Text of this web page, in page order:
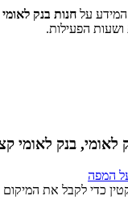
על חנות בנק
הפעילות.
לאומי, בנק לאומי
המפה
כדי לקבל את